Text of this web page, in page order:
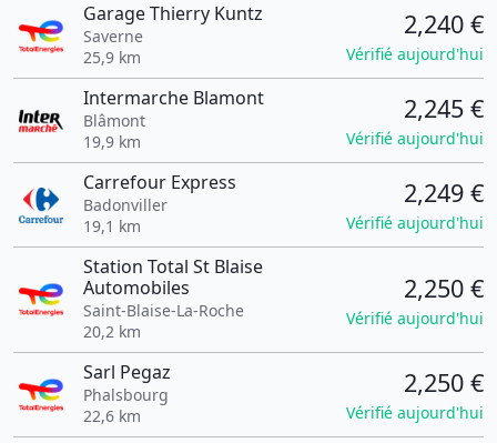
Garage Thierry Kuntz
Saverne
25,9 km
2,240 €
Vérifié aujourd'hui
Intermarche Blamont
Blâmont
19,9 km
2,245 €
Vérifié aujourd'hui
Carrefour Express
Badonviller
19,1 km
2,249 €
Vérifié aujourd'hui
Station Total St Blaise
Automobiles
Saint-Blaise-La-Roche
20,2 km
2,250 €
Vérifié aujourd'hui
Sarl Pegaz
Phalsbourg
22,6 km
2,250 €
Vérifié aujourd'hui